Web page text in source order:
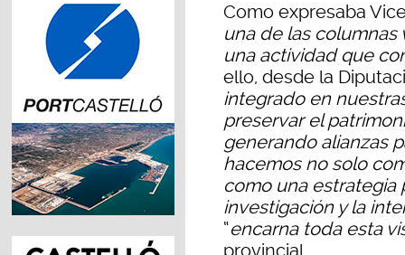
Como expresaba
una de las
una actividad que
ello, desde la
integrado en
preservar el
generando alianzas
hacemos no solo
como una estrategia
investigación y la
“encarna toda esta